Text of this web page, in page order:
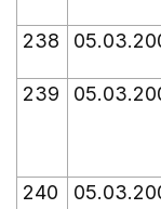
238
239
240